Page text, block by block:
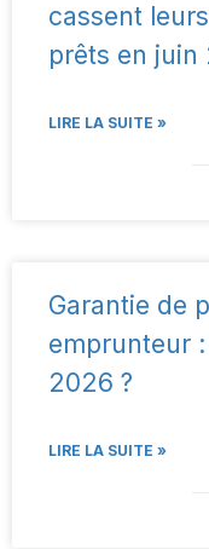
cassent
prêts en juin
LIRE LA SUITE »
Garantie de
emprunteur
2026 ?
LIRE LA SUITE »